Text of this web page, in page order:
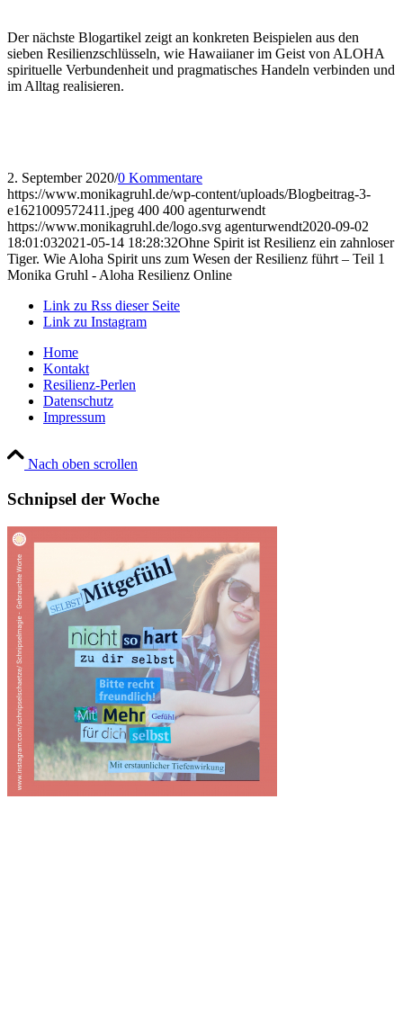
Der nächste Blogartikel zeigt an konkreten Beispielen aus den
sieben Resilienzschlüsseln, wie Hawaiianer im Geist von ALOHA
spirituelle Verbundenheit und pragmatisches Handeln verbinden und
im Alltag realisieren.
2. September 2020/0 Kommentare
https://www.monikagruhl.de/wp-content/uploads/Blogbeitrag-3-
e1621009572411.jpeg 400 400 agenturwendt
https://www.monikagruhl.de/logo.svg agenturwendt2020-09-02
18:01:032021-05-14 18:28:32Ohne Spirit ist Resilienz ein zahnloser
Tiger. Wie Aloha Spirit uns zum Wesen der Resilienz führt – Teil 1
Monika Gruhl - Aloha Resilienz Online
Link zu Rss dieser Seite
Link zu Instagram
Home
Kontakt
Resilienz-Perlen
Datenschutz
Impressum
Nach oben scrollen
Schnipsel der Woche